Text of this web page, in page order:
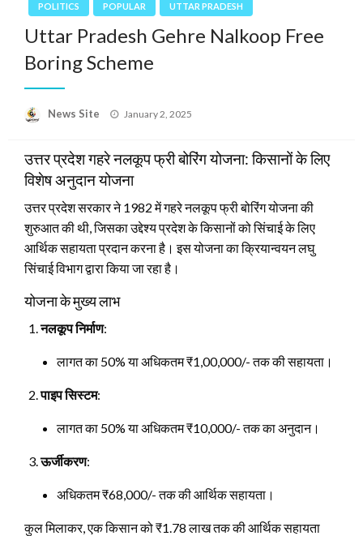
POLITICS POPULAR UTTAR PRADESH
Uttar Pradesh Gehre Nalkoop Free
Boring Scheme
News Site
Posted
January 2, 2025
उत्तर प्रदेश गहरे नलकूप फ्री बोरिंग योजना: किसानों के लिए
विशेष अनुदान योजना
उत्तर प्रदेश सरकार ने 1982 में गहरे नलकूप फ्री बोरिंग योजना की
शुरुआत की थी, जिसका उद्देश्य प्रदेश के किसानों को सिंचाई के लिए
आर्थिक सहायता प्रदान करना है। इस योजना का क्रियान्वयन लघु
सिंचाई विभाग द्वारा किया जा रहा है।
योजना के मुख्य लाभ
नलकूप निर्माण:
लागत का 50% या अधिकतम ₹1,00,000/- तक की सहायता।
पाइप सिस्टम:
लागत का 50% या अधिकतम ₹10,000/- तक का अनुदान।
ऊर्जीकरण:
अधिकतम ₹68,000/- तक की आर्थिक सहायता।
कुल मिलाकर, एक किसान को ₹1.78 लाख तक की आर्थिक सहायता